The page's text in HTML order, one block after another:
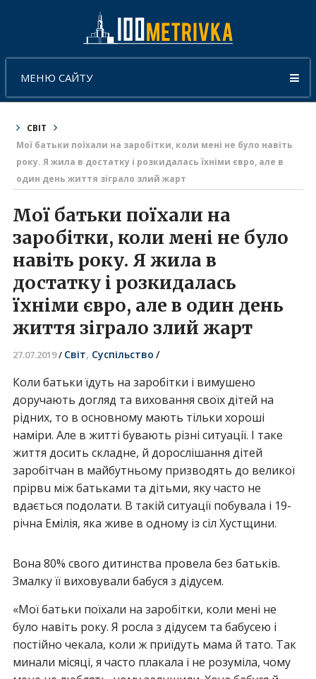
МЕНЮ САЙТУ
СВІТ
Мої батьки поїхали на заробітки, коли мені не було навіть
року. Я жила в достатку і розкидалась їхніми євро, але в
один день життя зіграло злий жарт
Мої батьки поїхали на
заробітки, коли мені не було
навіть року. Я жила в
достатку і розкидалась
їхніми євро, але в один день
життя зіграло злий жарт
27.07.2019/ Світ, Суспільство /
Коли батьки їдуть на заробітки і вимушено
доручають догляд та виховання своїх дітей на
рідних, то в основному мають тільки хороші
наміри. Але в житті бувають різні ситуації. І таке
життя досить складне, й дорослішання дітей
заробітчан в майбутньому призводять до великої
прiрвu між батьками та дітьми, яку часто не
вдається подолати. В такій ситуації побувала і 19-
річна Емілія, яка живе в одному із сіл Хустщини.
Вона 80% свого дитинства провела без батьків.
Змалку її виховували бабуся з дідусем.
«Мої батьки поїхали на заробітки, коли мені не
було навіть року. Я росла з дідусем та бабусею і
постійно чекала, коли ж приїдуть мама й тато. Так
минали місяці, я часто плакала і не розуміла, чому